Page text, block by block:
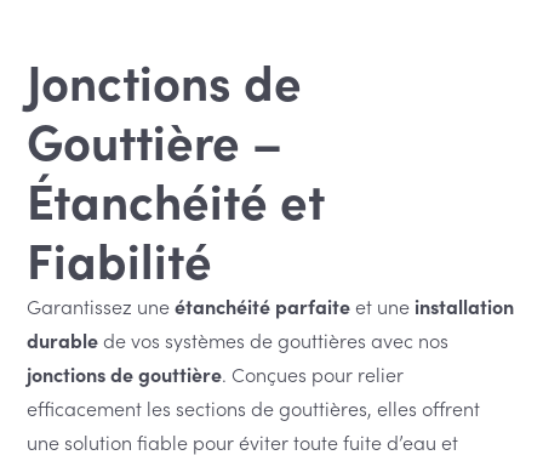
Jonctions de
Gouttière –
Étanchéité et
Fiabilité
Garantissez uneétanchéité parfaiteet une installation
durablede vos systèmes de gouttières avec nos
jonctions de gouttière. Conçues pour relier
efficacement les sections de gouttières, elles offrent
une solution fiable pour éviter toute fuite d’eau et